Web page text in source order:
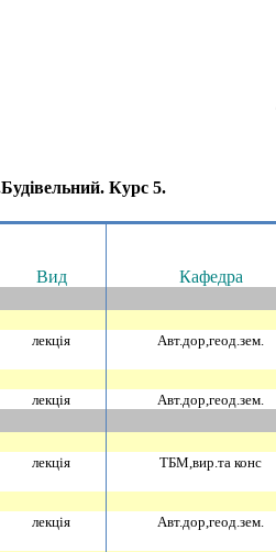
Курс 5.
Вид Кафедра
лекцiя
Авт.дор,геод.зем.
лекцiя Авт.дор,геод.зем.
лекцiя ТБМ,вир.та конс
лекцiя Авт.дор,геод.зем.